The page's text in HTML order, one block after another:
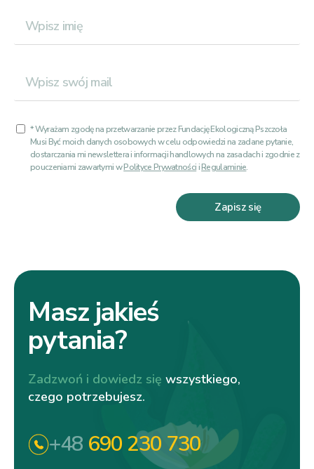
* Wyrażam zgodę na przetwarzanie przez Fundację Ekologiczną Pszczoła
Musi Być moich danych osobowych w celu odpowiedzi na zadane pytanie,
dostarczania mi newslettera i informacji handlowych na zasadach i zgodnie z
pouczeniami zawartymi wPolityce PrywatnościiRegulaminie.
Zapisz się
Masz jakieś
pytania?
Zadzwoń i dowiedz się wszystkiego,
czego potrzebujesz.
+48 690 230 730